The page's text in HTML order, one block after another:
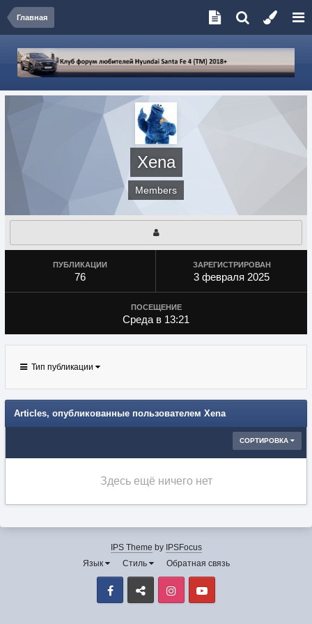
Главная
Xena
Members
ПУБЛИКАЦИИ
76
ЗАРЕГИСТРИРОВАН
3 февраля 2025
ПОСЕЩЕНИЕ
Среда в 13:21
Тип публикации
Articles, опубликованные пользователем Xena
СОРТИРОВКА
Здесь ещё ничего нет
IPS Theme by IPSFocus
Язык
Стиль Обратная связь
Facebook VK Instagram